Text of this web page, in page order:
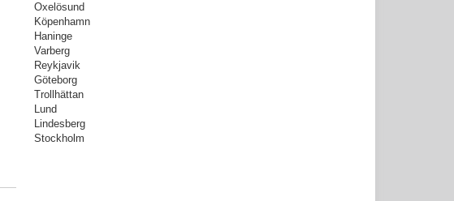
Oxelösund
Köpenhamn
Haninge
Varberg
Reykjavik
Göteborg
Trollhättan
Lund
Lindesberg
Stockholm